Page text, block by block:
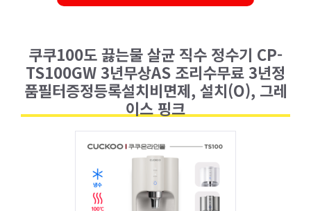
쿠쿠100도 끓는물 살균 직수 정수기 CP-
TS100GW 3년무상AS 조리수무료 3년정
품필터증정등록설치비면제, 설치(O), 그레
이스 핑크